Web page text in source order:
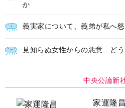
か
義実家について、義弟が私へ
見知らぬ女性からの悪意 ど
中央公論新
家運隆昌